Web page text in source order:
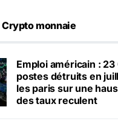
monnaie
Emploi américain :
postes détruits en
les paris sur une
des taux reculent